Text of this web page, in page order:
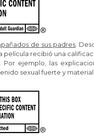
de sus padres.
película recibió una
ejemplo, las
sexual fuerte y